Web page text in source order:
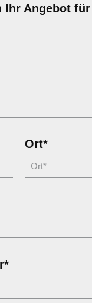
Angebot
Ort*